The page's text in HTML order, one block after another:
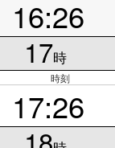
16:26
17時
時刻
17:26